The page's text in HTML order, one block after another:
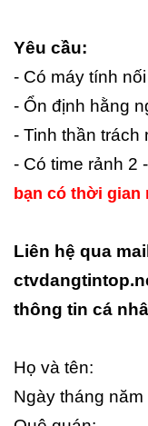
Yêu cầu:
- Có máy tính
- Ổn định hằng
- Tinh thần trách
- Có time rảnh 2
bạn có thời gian
Liên hệ qua mail
thông tin cá
Họ và tên:
Ngày tháng năm